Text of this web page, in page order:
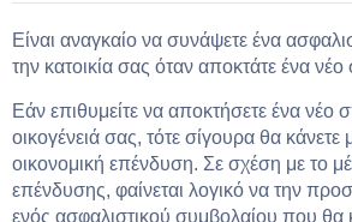
Είναι αναγκαίο να συνάψετε ένα
την κατοικία σας όταν αποκτάτε ένα νέο
Εάν επιθυμείτε να αποκτήσετε ένα νέο
οικογένειά σας, τότε σίγουρα θα κάνετε
οικονομική επένδυση. Σε σχέση με το
επένδυσης, φαίνεται λογικό να την
ενός ασφαλιστικού συμβολαίου που θα